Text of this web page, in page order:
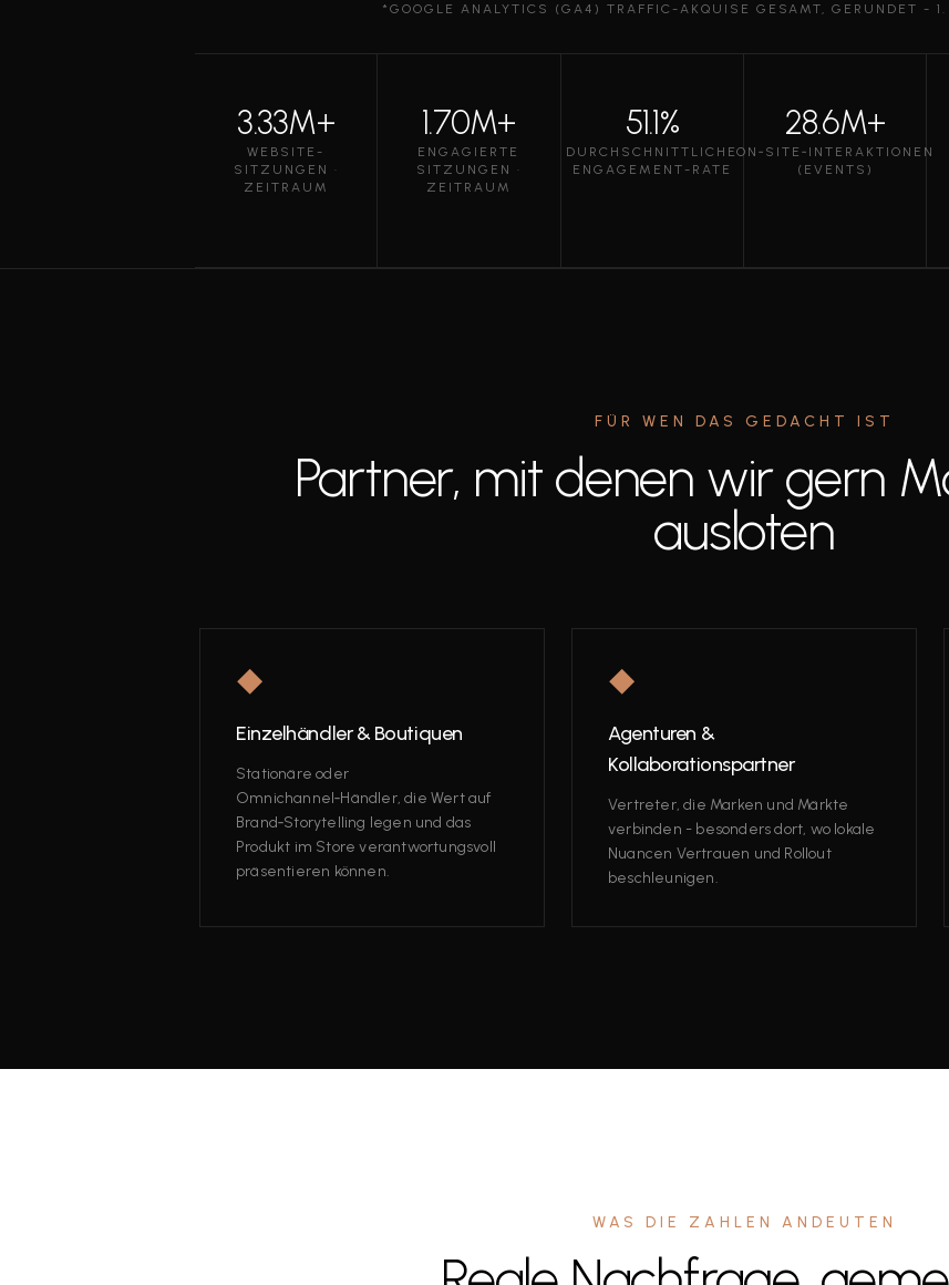
*GOOGLE ANALYTICS (GA4) TRAFFIC-AKQUISE GESAMT, GERUNDET -
3.33M+
WEBSITE-
SITZUNGEN ·
ZEITRAUM
1.70M+
ENGAGIERTE
SITZUNGEN ·
ZEITRAUM
51.1%
DURCHSCHNITTLICHE
ENGAGEMENT-RATE
28.6M+
ON‑SITE‑INTERAKTIONEN
(EVENTS)
FÜR WEN DAS GEDACHT IST
Partner, mit denen wir gern
ausloten
◆
Einzelhändler & Boutiquen
Stationäre oder
Omnichannel‑Händler, die Wert auf
Brand‑Storytelling legen und das
Produkt im Store verantwortungsvoll
präsentieren können.
◆
Agenturen &
Kollaborationspartner
Vertreter, die Marken und Märkte
verbinden - besonders dort, wo lokale
Nuancen Vertrauen und Rollout
beschleunigen.
WAS DIE ZAHLEN ANDEUTEN